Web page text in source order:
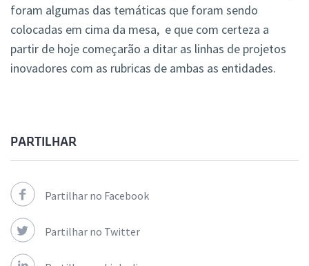
foram algumas das temáticas que foram sendo
colocadas em cima da mesa, e que com certeza a
partir de hoje começarão a ditar as linhas de projetos
inovadores com as rubricas de ambas as entidades.
PARTILHAR
Partilhar no Facebook
Partilhar no Twitter